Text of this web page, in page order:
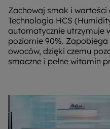
Zachowaj smak i wartości
Technologia HCS
automatycznie utrzymuje
poziomie 90%.
owoców, dzięki czemu
smaczne i pełne witamin